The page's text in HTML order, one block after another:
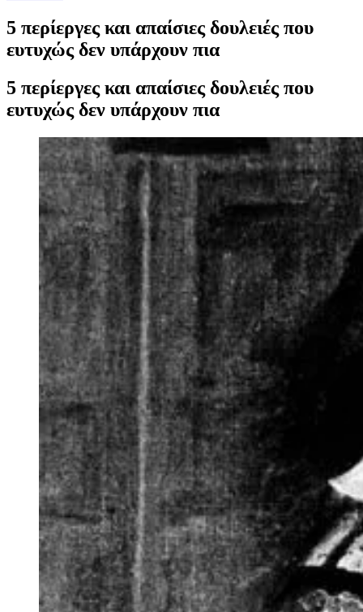
5 περίεργες και απαίσιες δουλειές που
ευτυχώς δεν υπάρχουν πια
5 περίεργες και απαίσιες δουλειές που
ευτυχώς δεν υπάρχουν πια